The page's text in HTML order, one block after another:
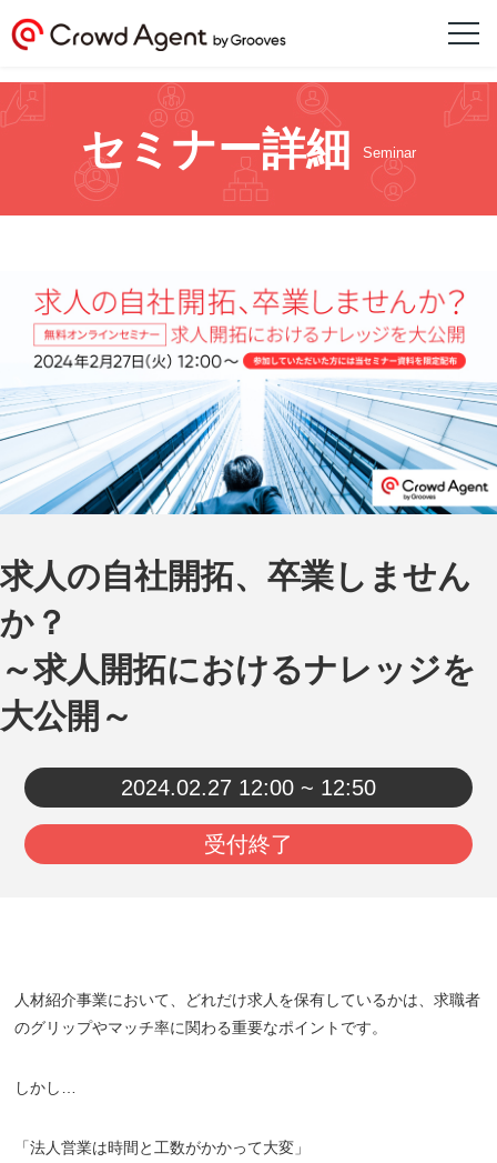
セミナー詳細 Seminar
求人の自社開拓、卒業しません
か？
～求人開拓におけるナレッジを
大公開～
2024.02.27 12:00 ~ 12:50
受付終了
人材紹介事業において、どれだけ求人を保有しているかは、求職者
のグリップやマッチ率に関わる重要なポイントです。
しかし…
「法人営業は時間と工数がかかって大変」